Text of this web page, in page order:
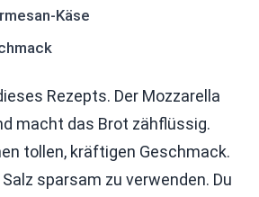
Käse
Rezepts. Der Mozzarella
macht das Brot zähflüssig.
tollen, kräftigen Geschmack.
sparsam zu verwenden. Du